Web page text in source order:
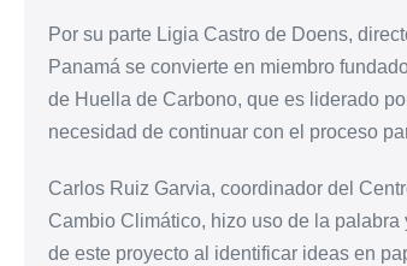
Por su parte Ligia Castro de Doens,
Panamá se convierte en miembro
de Huella de Carbono, que es liderado
necesidad de continuar con el proceso
Carlos Ruiz Garvia, coordinador del
Cambio Climático, hizo uso de la
de este proyecto al identificar ideas en